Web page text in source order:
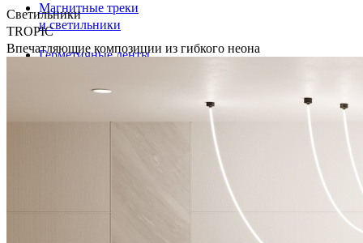
Магнитные треки
и светильники
Герметичные ленты
Светильники
TROPIC
Впечатляющие композиции из гибкого неона